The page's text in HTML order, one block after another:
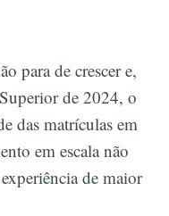
para de crescer e,
de 2024, o
das matrículas em
em escala não
de maior